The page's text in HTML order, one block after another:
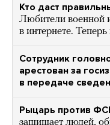
Кто даст
Любители военной
в интернете.
Сотрудник
арестован за
в передаче
Рыцарь против
защищает людей,